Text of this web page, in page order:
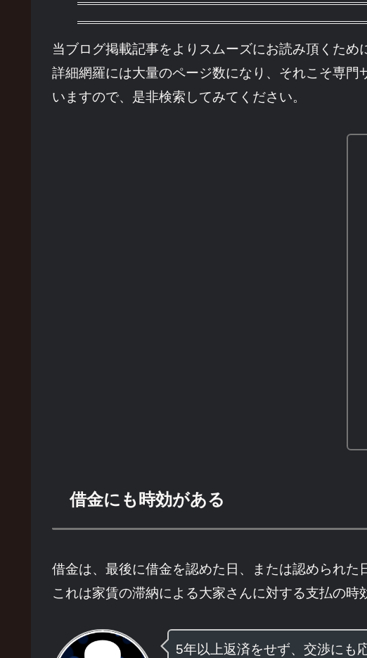
当ブログ掲載記事をよりスムーズにお読み頂くため
詳細網羅には大量のページ数になり、それこそ専
いますので、是非検索してみてください。
借金にも時効がある
借金は、最後に借金を認めた日、または認められた
これは家賃の滞納による大家さんに対する支払の時
5年以上返済をせず、交渉にも